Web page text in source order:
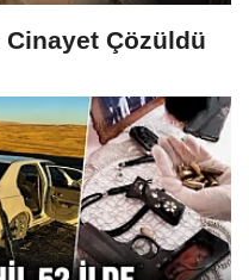
Cinayet Çözüldü